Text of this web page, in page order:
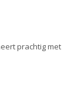
prachtig met